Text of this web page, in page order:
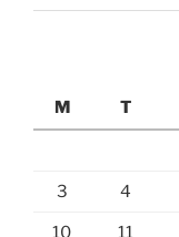
M
T
3 4
10 11